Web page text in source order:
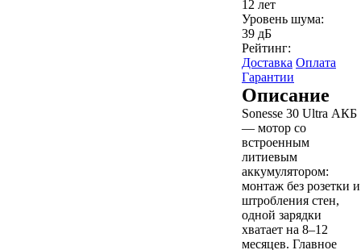
12 лет
Уровень шума:
39 дБ
Рейтинг:
Доставка Оплата
Гарантии
Описание
Sonesse 30 Ultra АКБ
— мотор со
встроенным
литиевым
аккумулятором:
монтаж без розетки и
штробления стен,
одной зарядки
хватает на 8–12
месяцев. Главное